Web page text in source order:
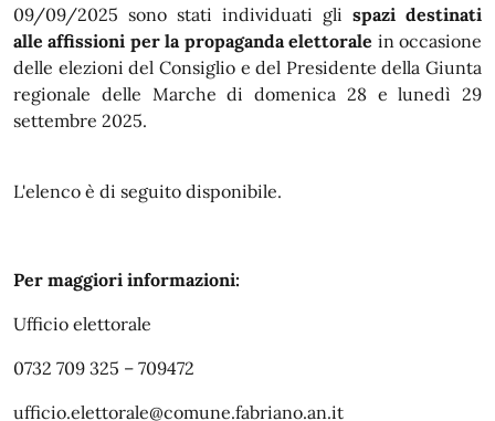
09/09/2025 sono stati individuati gli spazi destinati
alle affissioni per la propaganda elettorale in occasione
delle elezioni del Consiglio e del Presidente della Giunta
regionale delle Marche di domenica 28 e lunedì 29
settembre 2025.
L'elenco è di seguito disponibile.
Per maggiori informazioni:
Ufficio elettorale
0732 709 325 – 709472
ufficio.elettorale@comune.fabriano.an.it